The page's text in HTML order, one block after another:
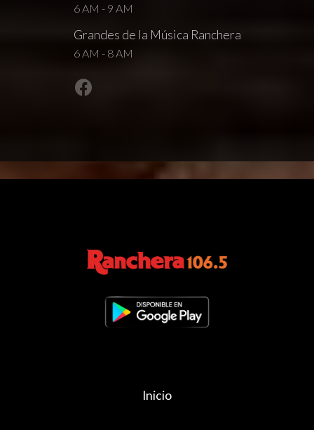
6 AM - 9 AM
Grandes de la Música Ranchera
6 AM - 8 AM
Inicio